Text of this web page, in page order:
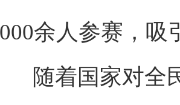
余人参赛，吸
随着国家对全民